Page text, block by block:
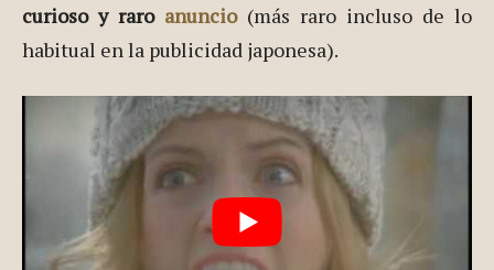
curioso y raro anuncio(más raro incluso de lo
habitual en la publicidad japonesa).